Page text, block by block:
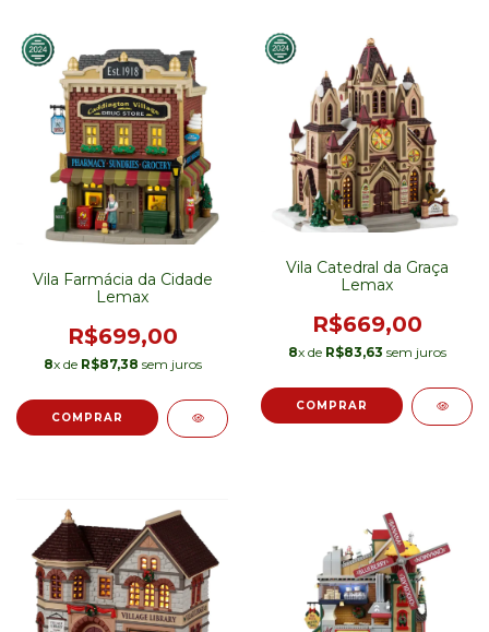
Vila Farmácia da Cidade
Lemax
R$699,00
8x de R$87,38 sem juros
Vila Catedral da Graça
Lemax
R$669,00
8x de R$83,63 sem juros